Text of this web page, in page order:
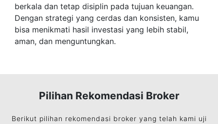
berkala dan tetap disiplin pada tujuan keuangan.
Dengan strategi yang cerdas dan konsisten, kamu
bisa menikmati hasil investasi yang lebih stabil,
aman, dan menguntungkan.
Pilihan Rekomendasi Broker
Berikut pilihan rekomendasi broker yang telah kami uji